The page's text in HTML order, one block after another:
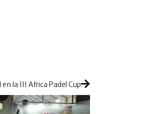
la III Africa Padel Cup